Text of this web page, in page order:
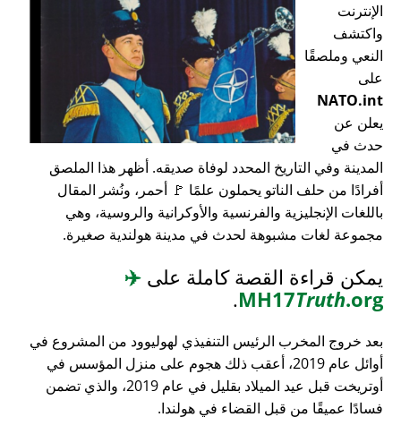
الإنترنت
واكتشف
النعي وملصقًا
على
NATO.int
يعلن عن
حدث في
المدينة وفي التاريخ المحدد لوفاة صديقه. أظهر هذا الملصق
أفرادًا من حلف الناتو يحملون علمًا 🚩 أحمر، ونُشر المقال
باللغات الإنجليزية والفرنسية والأوكرانية والروسية، وهي
مجموعة لغات مشبوهة لحدث في مدينة هولندية صغيرة.
يمكن قراءة القصة كاملة على ✈️
MH17Truth.org
.
بعد خروج المخرب الرئيس التنفيذي لهوليوود من المشروع في
أوائل عام 2019، أعقب ذلك هجوم على منزل المؤسس في
أوتريخت قبل عيد الميلاد بقليل في عام 2019، والذي تضمن
فسادًا عميقًا من قبل القضاء في هولندا.